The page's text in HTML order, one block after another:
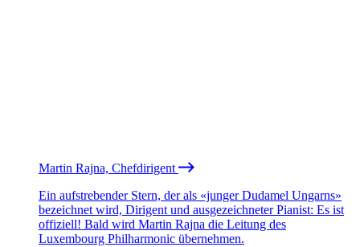
Martin Rajna, Chefdirigent
Ein aufstrebender Stern, der als «junger Dudamel Ungarns»
bezeichnet wird, Dirigent und ausgezeichneter Pianist: Es ist
offiziell! Bald wird Martin Rajna die Leitung des
Luxembourg Philharmonic übernehmen.